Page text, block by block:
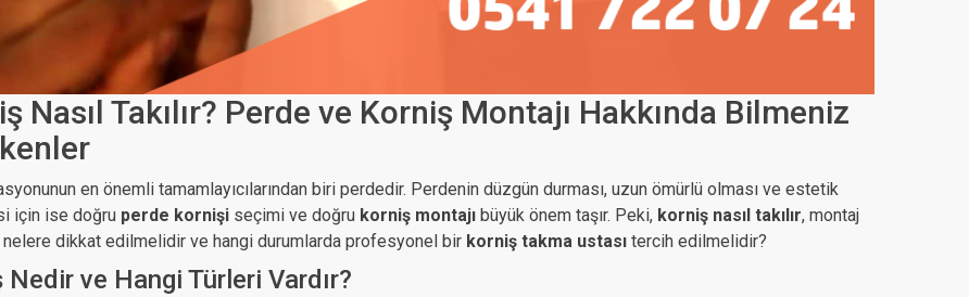
Nasıl Takılır? Perde ve Korniş Montajı Hakkında Bilmeniz
en önemli tamamlayıcılarından biri perdedir. Perdenin düzgün durması, uzun ömürlü olması ve estetik
için ise doğru perde kornişi seçimi ve doğru korniş montajı büyük önem taşır. Peki, korniş nasıl takılır, montaj
nelere dikkat edilmelidir ve hangi durumlarda profesyonel bir korniş takma ustası tercih edilmelidir?
Nedir ve Hangi Türleri Vardır?